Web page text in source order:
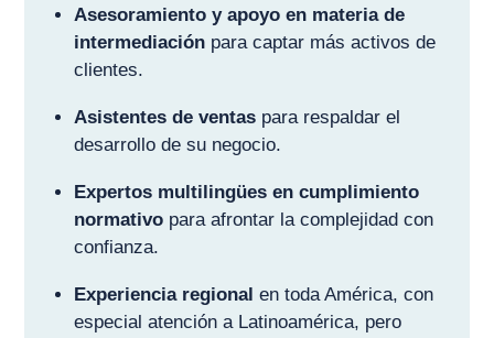
Asesoramiento y apoyo en materia de
intermediación para captar más activos de
clientes.
Asistentes de ventas para respaldar el
desarrollo de su negocio.
Expertos multilingües en cumplimiento
normativo para afrontar la complejidad con
confianza.
Experiencia regional en toda América, con
especial atención a Latinoamérica, pero